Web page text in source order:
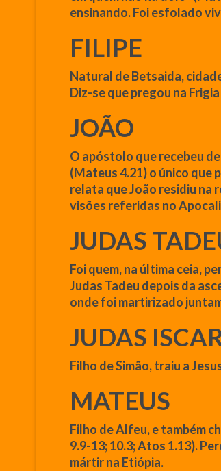
ensinando. Foi esfolado
FILIPE
Natural de Betsaida,
Diz-sequepregou na
JOÃO
O apóstolo querecebeu de
(Mateus4.21) o único que
relata queJoão residiu na
visões referidas no
JUDAS
Foi quem, na última ceia,
Judas Tadeu depois da
onde foi martirizado
JUDAS
Filho de Simão, traiu a
MATEUS
Filho de Alfeu, e também
9.9-13; 10.3; Atos 1.13).
mártir na Etiópia.